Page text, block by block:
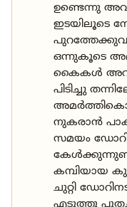
ഉണ്ടെന്നു
ഇടയിലൂടെ
ഒന്നുകൂടെ
കൈകൾ
പിടിച്ചു
നുകരാൻ
സമയം
കമ്പിയായ
ചുറ്റി